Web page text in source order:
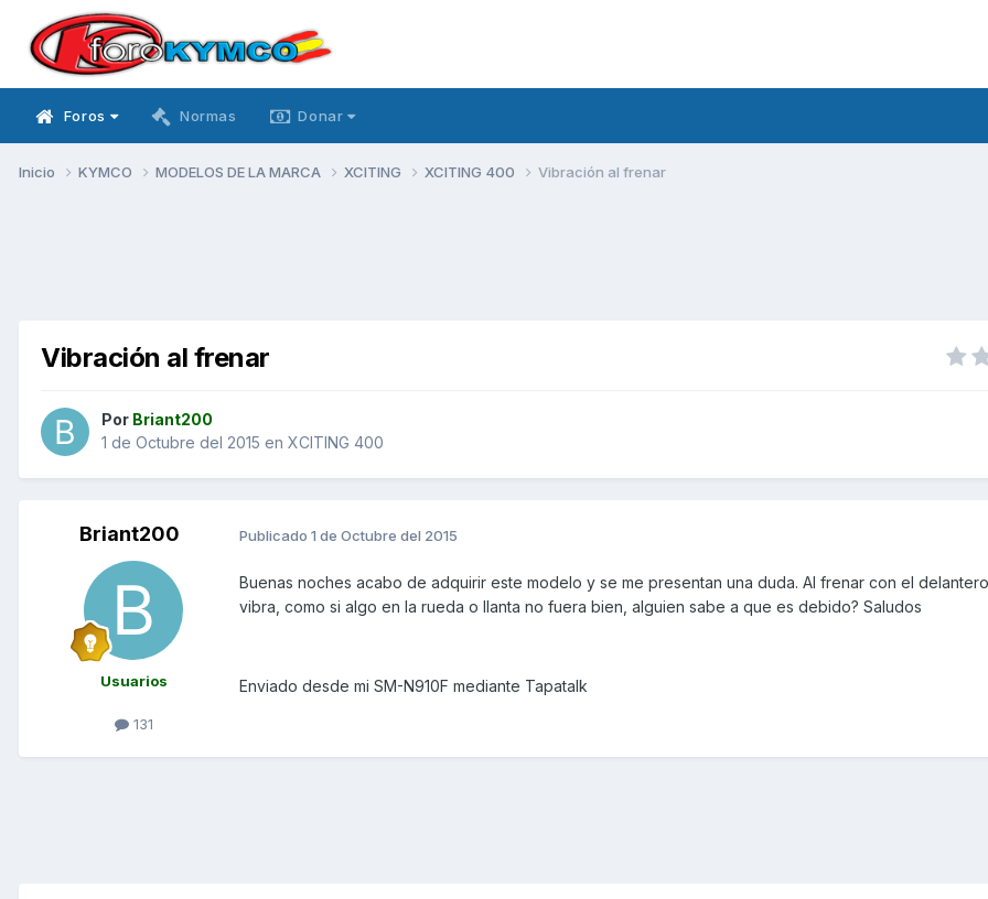
Foros Normas Donar
Inicio KYMCO MODELOS DE LA MARCA XCITING XCITING 400 Vibración al frenar
Vibración al frenar
Por Briant200
1 de Octubre del 2015 en XCITING 400
Briant200
Usuarios
131
Publicado 1 de Octubre del 2015
Buenas noches acabo de adquirir este modelo y se me presentan una duda. Al frenar con el
vibra, como si algo en la rueda o llanta no fuera bien, alguien sabe a que es debido? Saludos
Enviado desde mi SM-N910F mediante Tapatalk